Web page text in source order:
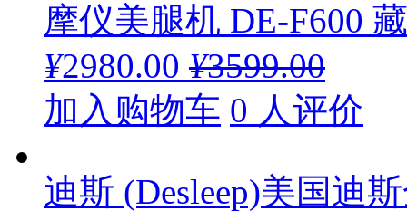
摩仪美腿机 DE-F600
¥2980.00 ¥3599.00
加入购物车 0 人评价
迪斯 (Desleep)美国迪